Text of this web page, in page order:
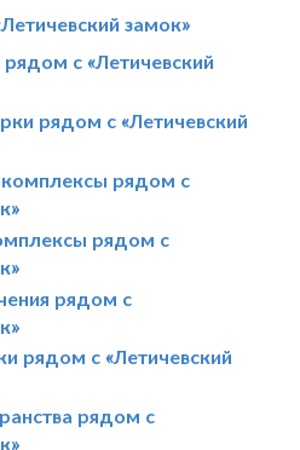
замок»
с «Летичевский
рядом с «Летичевский
рядом с
рядом с
рядом с
рядом с «Летичевский
рядом с